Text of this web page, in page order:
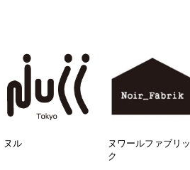
ヌル
ヌワールファブリッ
ク